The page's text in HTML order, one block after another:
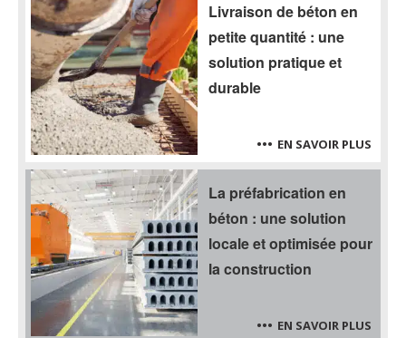
Livraison de béton en
petite quantité : une
solution pratique et
durable
EN SAVOIR PLUS
La préfabrication en
béton : une solution
locale et optimisée pour
la construction
EN SAVOIR PLUS